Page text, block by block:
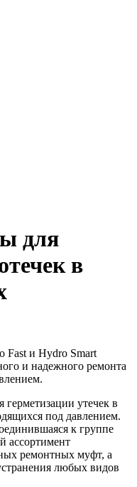
для
в
Fast и Hydro Smart
и надежного ремонта
утечек в
под давлением.
к группе
ассортимент
ремонтных муфт, а
любых видов